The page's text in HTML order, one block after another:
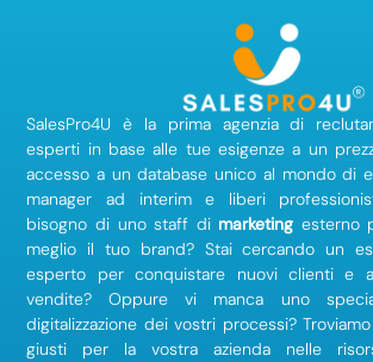
SalesPro4U è la prima agenzia di
esperti in base alle tue esigenze a un
accesso a un database unico al mondo di
manager ad interim e liberi
bisogno di uno staff di marketing esterno
meglio il tuo brand? Stai cercando un
esperto per conquistare nuovi clienti e
vendite? Oppure vi manca uno
digitalizzazione dei vostri processi?
giusti per la vostra azienda nelle